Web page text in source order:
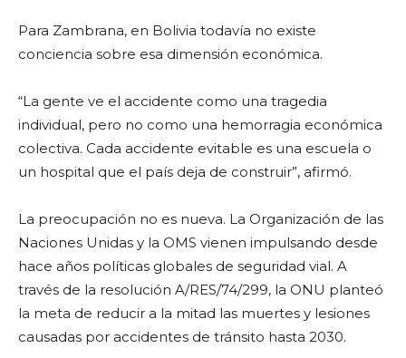
Para Zambrana, en Bolivia todavía no existe
conciencia sobre esa dimensión económica.
“La gente ve el accidente como una tragedia
individual, pero no como una hemorragia económica
colectiva. Cada accidente evitable es una escuela o
un hospital que el país deja de construir”, afirmó.
La preocupación no es nueva. La Organización de las
Naciones Unidas y la OMS vienen impulsando desde
hace años políticas globales de seguridad vial. A
través de la resolución A/RES/74/299, la ONU planteó
la meta de reducir a la mitad las muertes y lesiones
causadas por accidentes de tránsito hasta 2030.